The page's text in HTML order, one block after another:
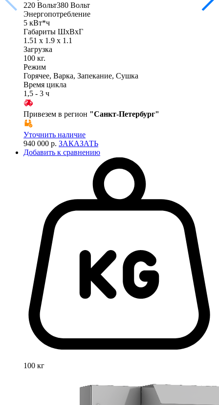
220 Вольт380 Вольт
Энергопотребление
5 кВт*ч
Габариты ШхВхГ
1.51 x 1.9 x 1.1
Загрузка
100 кг.
Режим
Горячее, Варка, Запекание, Сушка
Время цикла
1,5 - 3 ч
Привезем в регион "Санкт-Петербург"
Уточнить наличие
940 000 р. ЗАКАЗАТЬ
Добавить к сравнению
100 кг